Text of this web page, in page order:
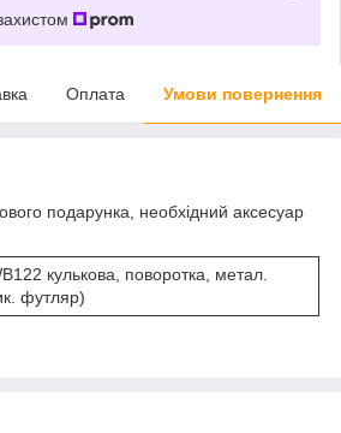
Оплата Умови повернення
подарунка, необхідний аксесуар
кулькова, поворотка, метал.
футляр)